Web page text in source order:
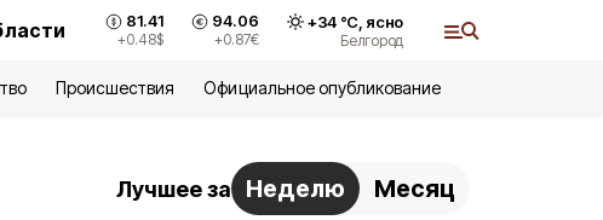
81.41
+0.48$
94.06
+0.87€
+34°С, ясно
Белгород
Происшествия Официальное опубликование
Лучшее за Неделю Месяц